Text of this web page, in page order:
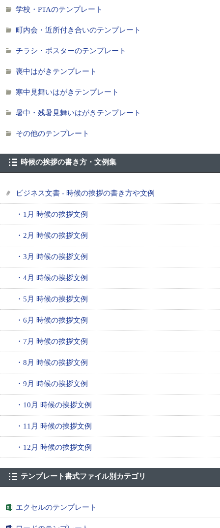
学校・PTAのテンプレート
町内会・近所付き合いのテンプレート
チラシ・ポスターのテンプレート
喪中はがきテンプレート
寒中見舞いはがきテンプレート
暑中・残暑見舞いはがきテンプレート
その他のテンプレート
時候の挨拶の書き方・文例集
ビジネス文書 - 時候の挨拶の書き方や文例
・1月 時候の挨拶文例
・2月 時候の挨拶文例
・3月 時候の挨拶文例
・4月 時候の挨拶文例
・5月 時候の挨拶文例
・6月 時候の挨拶文例
・7月 時候の挨拶文例
・8月 時候の挨拶文例
・9月 時候の挨拶文例
・10月 時候の挨拶文例
・11月 時候の挨拶文例
・12月 時候の挨拶文例
テンプレート書式ファイル別カテゴリ
エクセルのテンプレート